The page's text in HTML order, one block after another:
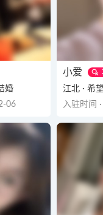
婚
06
小爱
江北 · 希
入驻时间